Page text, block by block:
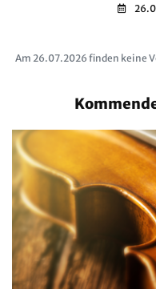
Am 26.07.2026 finden keine